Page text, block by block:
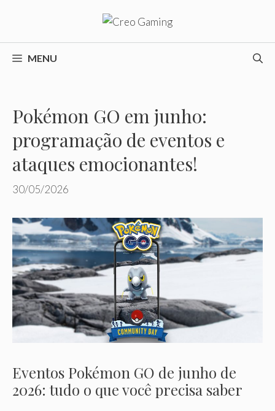
o
conteúdoMENU
Pokémon GO em junho:
programação de eventos e
ataques emocionantes!
30/05/2026
Eventos Pokémon GO de junho de
2026: tudo o que você precisa saber